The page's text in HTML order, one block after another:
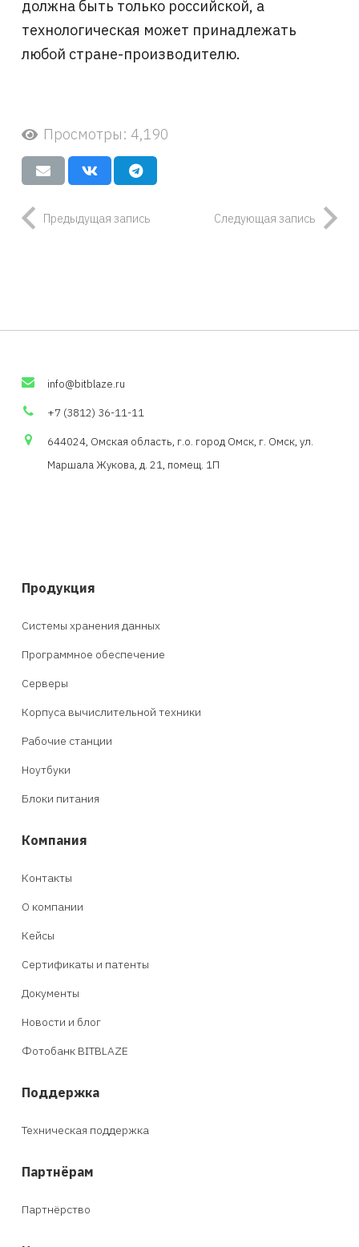
должна быть только российской, а
технологическая может принадлежать
любой стране-производителю.
Просмотры: 4,190
Предыдущая запись Следующая запись
info@bitblaze.ru
+7 (3812) 36-11-11
644024, Омская область, г.о. город Омск, г. Омск, ул.
Маршала Жукова, д. 21, помещ. 1П
Продукция
Системы хранения данных
Программное обеспечение
Серверы
Корпуса вычислительной техники
Рабочие станции
Ноутбуки
Блоки питания
Компания
Контакты
О компании
Кейсы
Сертификаты и патенты
Документы
Новости и блог
Фотобанк BITBLAZE
Поддержка
Техническая поддержка
Партнёрам
Партнёрство